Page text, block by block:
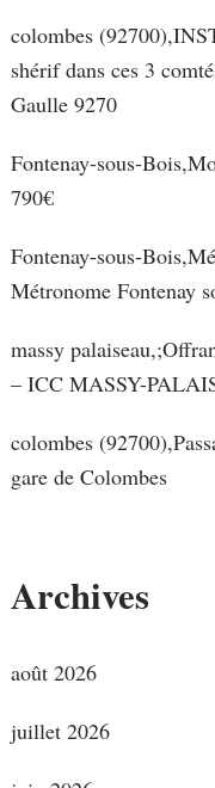
colombes
shérif dans ces 3
Gaulle 9270
Fontenay-sous-
790€
Fontenay-sous-
Métronome Fontenay
massy
– ICC MASSY-
colombes
gare de Colombes
Archives
août 2026
juillet 2026